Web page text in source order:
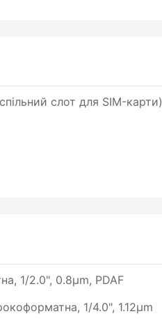
слот для SIM-карти)
1/2.0", 0.8µm, PDAF
1/4.0", 1.12µm